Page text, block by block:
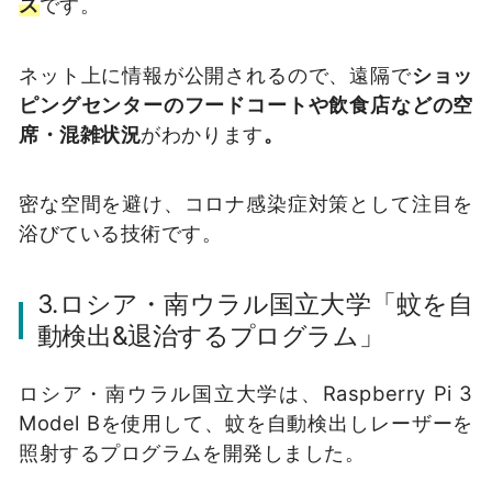
ネット上に情報が公開されるので、遠隔でショッ
ピングセンターのフードコートや飲食店などの空
席・混雑状況がわかります。
密な空間を避け、コロナ感染症対策として注目を
浴びている技術です。
3.ロシア・南ウラル国立大学「蚊を自
動検出&退治するプログラム」
ロシア・南ウラル国立大学は、Raspberry Pi 3
Model Bを使用して、蚊を自動検出しレーザーを
照射するプログラムを開発しました。